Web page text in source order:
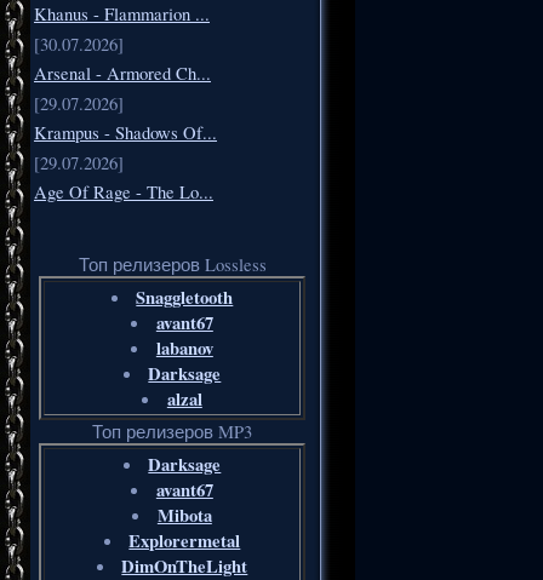
Khanus - Flammarion ...
[30.07.2026]
Arsenal - Armored Ch...
[29.07.2026]
Krampus - Shadows Of...
[29.07.2026]
Age Of Rage - The Lo...
Топ релизеров Lossless
Snaggletooth
avant67
labanov
Darksage
alzal
Топ релизеров MP3
Darksage
avant67
Mibota
Explorermetal
DimOnTheLight